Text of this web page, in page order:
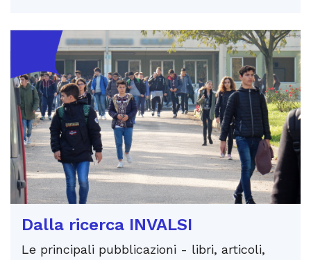
Dalla ricerca INVALSI
Le principali pubblicazioni - libri, articoli,